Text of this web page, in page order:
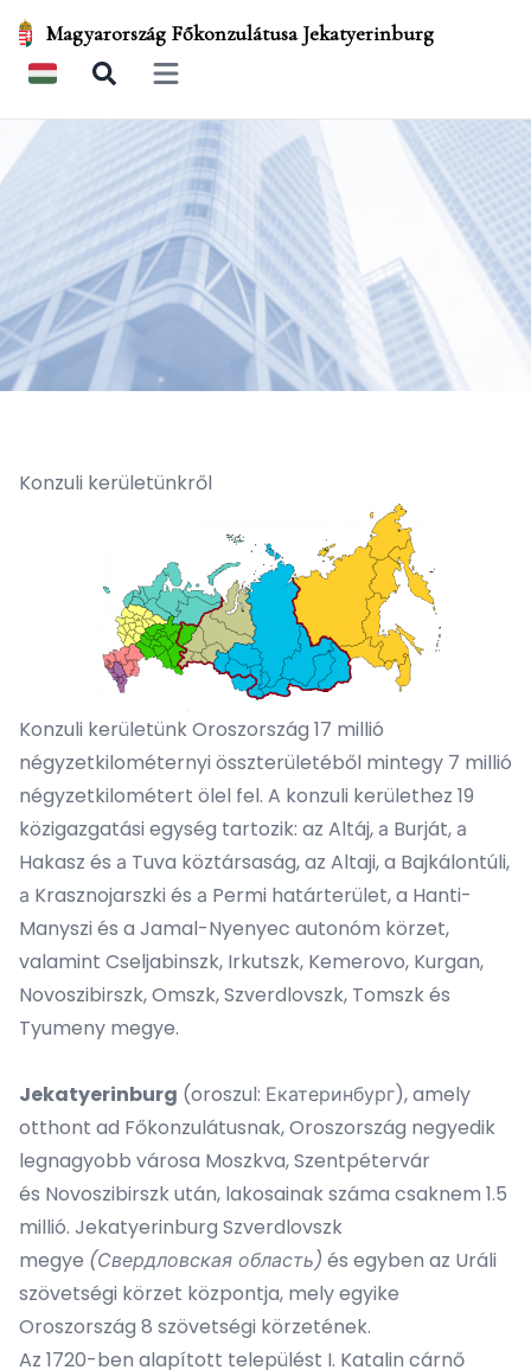
Magyarország Főkonzulátusa Jekatyerinburg
Open main menu
Konzuli kerületünkről
Konzuli kerületünk Oroszország 17 millió
négyzetkilométernyi összterületéből mintegy 7 millió
négyzetkilométert ölel fel. A konzuli kerülethez 19
közigazgatási egység tartozik: az Altáj, а Burját, а
Hakasz és а Tuva köztársaság, az Altaji, a Bajkálontúli,
а Krasznojarszki és а Permi határterület, a Hanti-
Manyszi és a Jamal-Nyenyec autonóm körzet,
valamint Cseljabinszk, Irkutszk, Kemerovo, Kurgan,
Novoszibirszk,Omszk,Szverdlovszk, Tomszkés
Tyumeny megye.
Jekatyerinburg (oroszul: Екатеринбург), amely
otthont ad Főkonzulátusnak,Oroszország negyedik
legnagyobb városa Moszkva,Szentpétervár
és Novoszibirszkután, lakosainak száma csaknem 1.5
millió. Jekatyerinburg Szverdlovszk
megye (Свердловская область) és egyben az Uráli
szövetségi körzet központja, mely egyike
Oroszország 8 szövetségi körzetének.
Az 1720-ben alapított települést I. Katalin cárnő